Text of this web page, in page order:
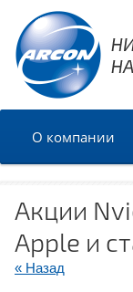
О компании
Акции
Apple и
« Назад